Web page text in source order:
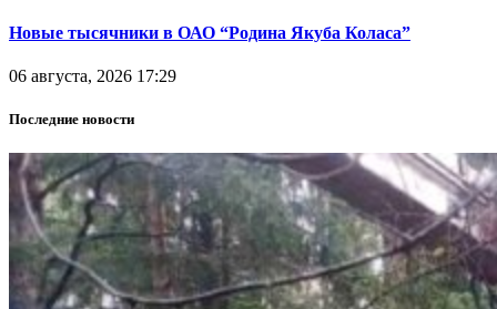
Новые тысячники в ОАО “Родина Якуба Коласа”
06 августа, 2026 17:29
Последние новости